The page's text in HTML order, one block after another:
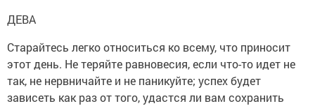
ДЕВА
Старайтесь легко относиться ко всему, что приносит
этот день. Не теряйте равновесия, если что-то идет не
так, не нервничайте и не паникуйте; успех будет
зависеть как раз от того, удастся ли вам сохранить